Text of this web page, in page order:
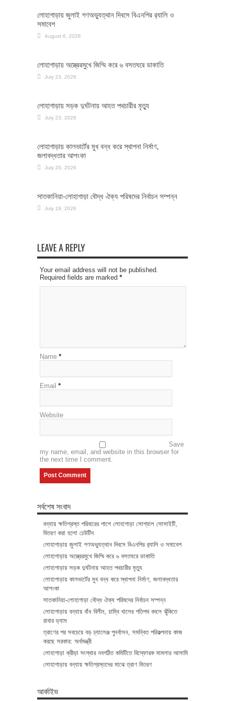
লোহাগাড়ায় জুলাই গণঅভ্যুত্থান দিবসে বিএনপির র‌্যালি ও
সমাবেশ
August 6, 2026
লোহাগাড়ায় অস্ত্রেরমুখে জিম্মি করে ৬ বসতঘরে ডাকাতি
July 23, 2026
লোহাগাড়ায় সড়ক দুর্ঘটনায় আহত পথচারীর মৃত্যু
July 23, 2026
লোহাগাড়ায় কালভার্টের মুখ বন্ধ করে স্থাপনা নির্মাণ,
জলাবদ্ধতার আশংকা
July 20, 2026
সাতকানিয়া-লোহাগাড়া বৌদ্ধ ঐক্য পরিষদের নির্বাচন সম্পন্ন
July 19, 2026
LEAVE A REPLY
Your email address will not be published.
Required fields are marked *
Name *
Email *
Website
Save
my name, email, and website in this browser for
the next time I comment.
সর্বশেষ সংবাদ
বন্যায় ক্ষতিগ্রস্ত পরিবারের পাশে লোহাগাড়া সোশ্যাল সোসাইটি,
বিতরণ করা হলো ঢেউটিন
লোহাগাড়ায় জুলাই গণঅভ্যুত্থান দিবসে বিএনপির র‌্যালি ও সমাবেশ
লোহাগাড়ায় অস্ত্রেরমুখে জিম্মি করে ৬ বসতঘরে ডাকাতি
লোহাগাড়ায় সড়ক দুর্ঘটনায় আহত পথচারীর মৃত্যু
লোহাগাড়ায় কালভার্টের মুখ বন্ধ করে স্থাপনা নির্মাণ, জলাবদ্ধতার
আশংকা
সাতকানিয়া-লোহাগাড়া বৌদ্ধ ঐক্য পরিষদের নির্বাচন সম্পন্ন
লোহাগাড়ায় বন্যায় বাঁধ বিলীন, চাম্বি খালের গতিপথ বদলে ঝুঁকিতে
রাবার ড্যাম
ত্রাণের পর সবচেয়ে বড় চ্যালেঞ্জ পুনর্বাসন, সমন্বিত পরিকল্পনায় কাজ
করছে সরকার: অর্থমন্ত্রী
লোহাগাড়া ক্রীড়া সংস্থার নবগঠিত কমিটিতে বিস্ফোরক মামলার আসামি
লোহাগাড়ায় বন্যায় ক্ষতিগ্রস্তদের মাঝে ত্রাণ বিতরণ
আর্কাইভ